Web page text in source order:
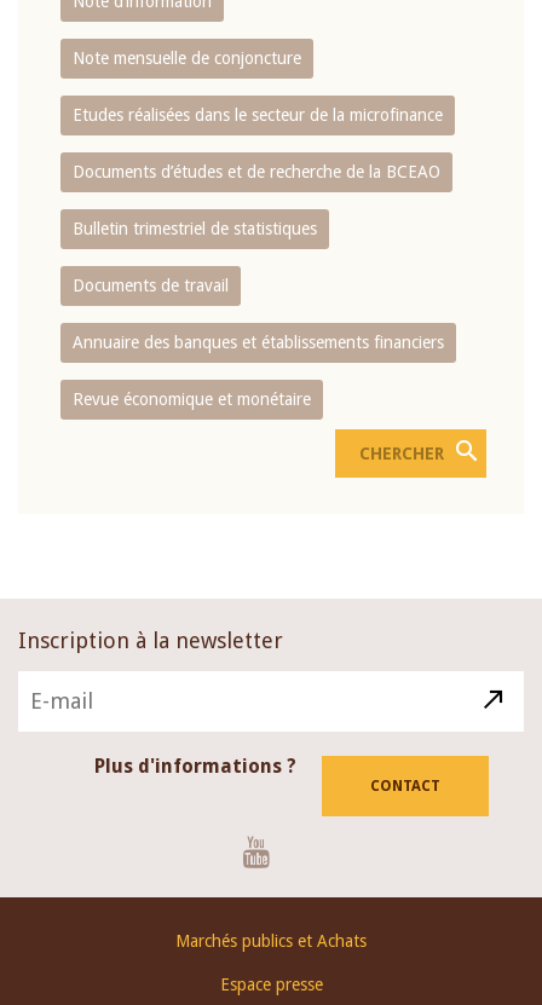
Note mensuelle de conjoncture
Etudes réalisées dans le secteur de la microfinance
Documents d’études et de recherche de la BCEAO
Bulletin trimestriel de statistiques
Documents de travail
Annuaire des banques et établissements financiers
Revue économique et monétaire
Inscription à la newsletter
Plus d'informations ?
CONTACT
Marchés publics et Achats
Espace presse